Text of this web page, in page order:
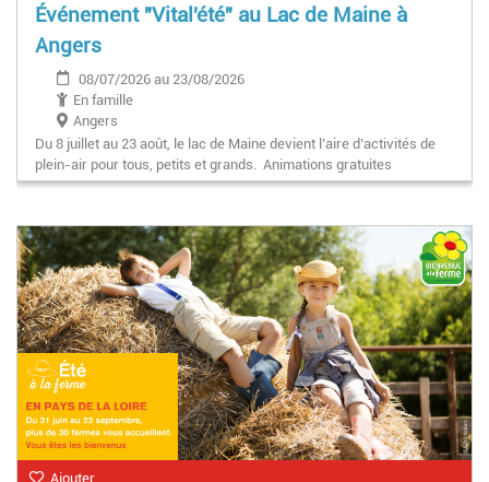
Événement "Vital'été" au Lac de Maine à
Angers
08/07/2026 au 23/08/2026
En famille
Angers
Du 8 juillet au 23 août, le lac de Maine devient l’aire d’activités de
plein-air pour tous, petits et grands. Animations gratuites
Ajouter